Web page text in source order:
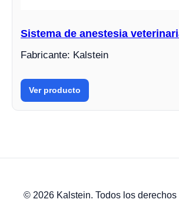
Sistema de anestesia
Fabricante: Kalstein
Ver producto
© 2026 Kalstein. Todos los derechos